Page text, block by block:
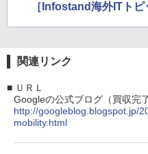
［Infostand海外ITト
関連リンク
■ ＵＲＬ
Googleの公式ブログ（買収完了
http://googleblog.blogspot.jp/
mobility.html